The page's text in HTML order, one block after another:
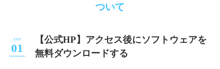
ついて
【公式HP】アクセス後にソフトウェアを
無料ダウンロードする